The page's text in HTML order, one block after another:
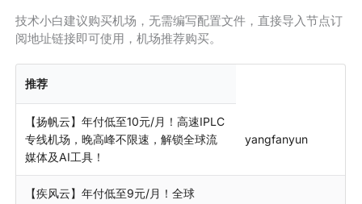
技术小白建议购买机场，无需编写配置文件，直接导入节点订
阅地址链接即可使用，机场推荐购买。
推荐
【扬帆云】年付低至10元/月！高速IPLC
专线机场，晚高峰不限速，解锁全球流
媒体及AI工具！
yangfanyun
【疾风云】年付低至9元/月！全球